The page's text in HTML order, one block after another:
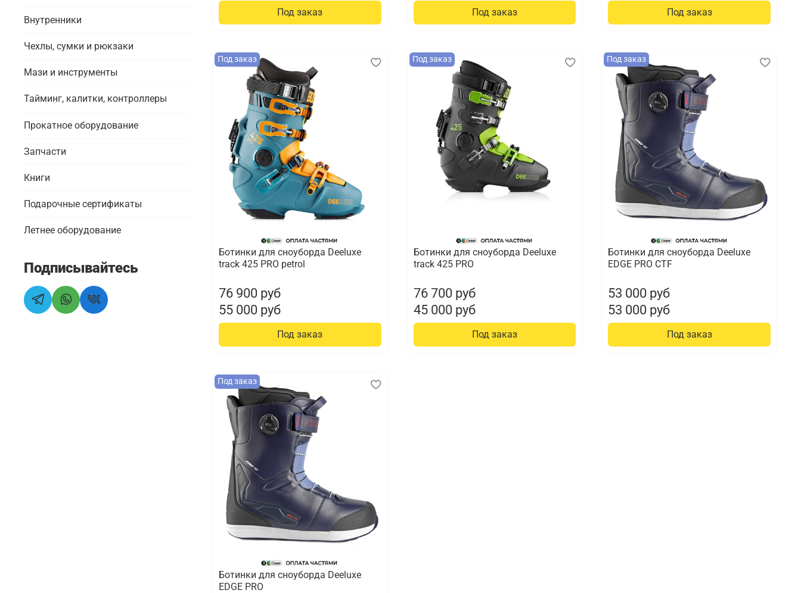
Под заказ Под заказ Под заказ
Под заказ
Ботинки для сноуборда Deeluxe
track 425 PRO petrol
76 900 руб
55 000 руб
Под заказ
Под заказ
Ботинки для сноуборда Deeluxe
track 425 PRO
76 700 руб
45 000 руб
Под заказ
Под заказ
Ботинки для сноуборда Deeluxe
EDGE PRO CTF
53 000 руб
53 000 руб
Под заказ
Под заказ
Ботинки для сноуборда Deeluxe
EDGE PRO
Внутренники
Чехлы, сумки и рюкзаки
Мази и инструменты
Тайминг, калитки, контроллеры
Прокатное оборудование
Запчасти
Книги
Подарочные сертификаты
Летнее оборудование
Подписывайтесь